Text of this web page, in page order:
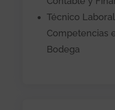
Técnico
Competencias
Bodega